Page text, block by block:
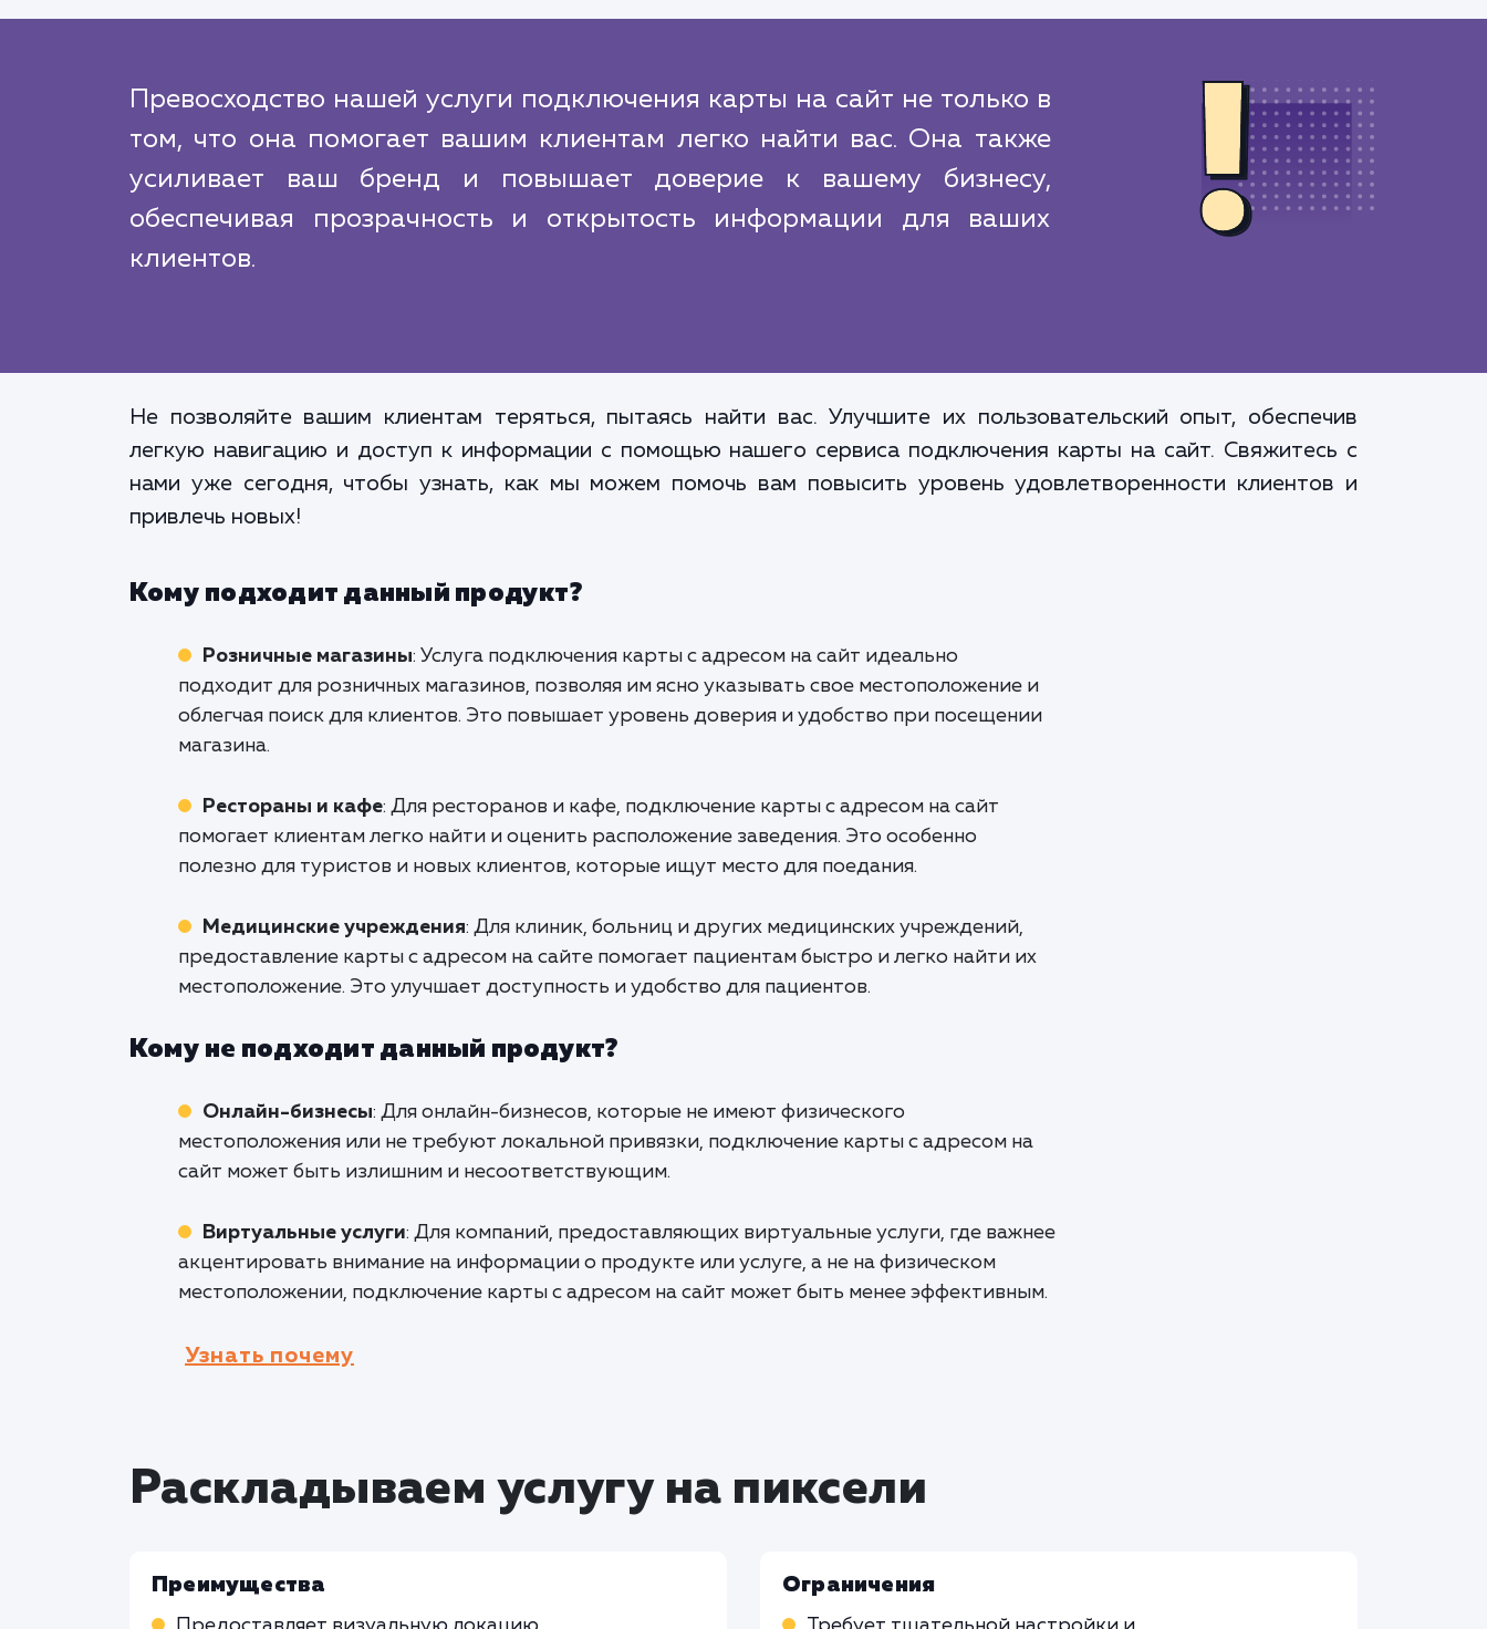
Превосходство нашей услуги подключения карты на сайт не только в
том, что она помогает вашим клиентам легко найти вас. Она также
усиливает ваш бренд и повышает доверие к вашему бизнесу,
обеспечивая прозрачность и открытость информации для ваших
клиентов.
Не позволяйте вашим клиентам теряться, пытаясь найти вас. Улучшите их пользовательский опыт, обеспечив
легкую навигацию и доступ к информации с помощью нашего сервиса подключения карты на сайт. Свяжитесь с
нами уже сегодня, чтобы узнать, как мы можем помочь вам повысить уровень удовлетворенности клиентов и
привлечь новых!
Кому подходит данный продукт?
Розничные магазины: Услуга подключения карты с адресом на сайт идеально
подходит для розничных магазинов, позволяя им ясно указывать свое местоположение и
облегчая поиск для клиентов. Это повышает уровень доверия и удобство при посещении
магазина.
Рестораны и кафе: Для ресторанов и кафе, подключение карты с адресом на сайт
помогает клиентам легко найти и оценить расположение заведения. Это особенно
полезно для туристов и новых клиентов, которые ищут место для поедания.
Медицинские учреждения: Для клиник, больниц и других медицинских учреждений,
предоставление карты с адресом на сайте помогает пациентам быстро и легко найти их
местоположение. Это улучшает доступность и удобство для пациентов.
Кому не подходит данный продукт?
Онлайн-бизнесы: Для онлайн-бизнесов, которые не имеют физического
местоположения или не требуют локальной привязки, подключение карты с адресом на
сайт может быть излишним и несоответствующим.
Виртуальные услуги: Для компаний, предоставляющих виртуальные услуги, где важнее
акцентировать внимание на информации о продукте или услуге, а не на физическом
местоположении, подключение карты с адресом на сайт может быть менее эффективным.
Узнать почему
Раскладываем услугу на пиксели
Преимущества Ограничения